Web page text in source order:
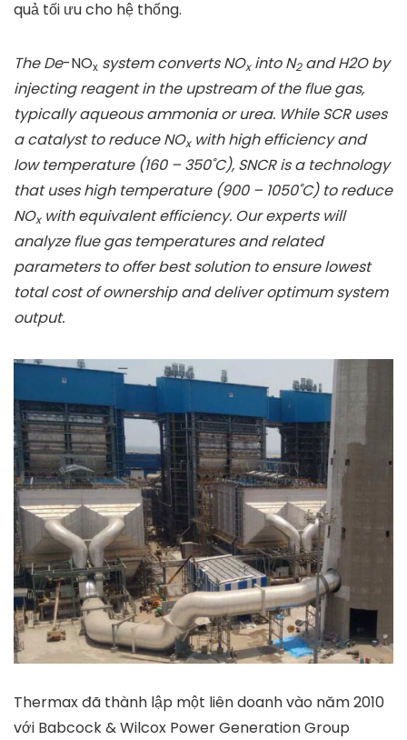
quả tối ưu cho hệ thống.
The De-NOx system convertsNOxinto N2and H2O by
injecting reagent in the upstream of the flue gas,
typically aqueous ammonia or urea. While SCR uses
a catalyst to reduceNOxwith high efficiency and
low temperature (160 – 350˚C), SNCR is a technology
that uses high temperature (900 – 1050˚C) to reduce
NOxwith equivalent efficiency. Our experts will
analyze flue gas temperatures and related
parameters to offer best solution to ensure lowest
total cost of ownership and deliver optimum system
output.
Thermax đã thành lập một liên doanh vào năm 2010
với Babcock & Wilcox Power Generation Group